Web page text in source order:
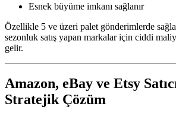
Esnek büyüme imkanı sağlanır
Özellikle 5 ve üzeri palet gönderimlerde
sezonluk satış yapan markalar için ciddi
gelir.
Amazon, eBay ve Etsy
Stratejik Çözüm